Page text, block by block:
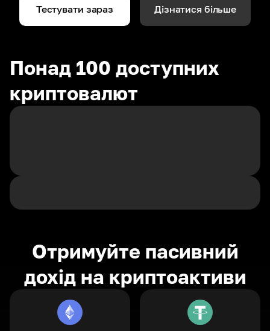
Тестувати зараз Дізнатися більше
Понад 100 доступних
криптовалют
Отримуйте пасивний
дохід на криптоактиви